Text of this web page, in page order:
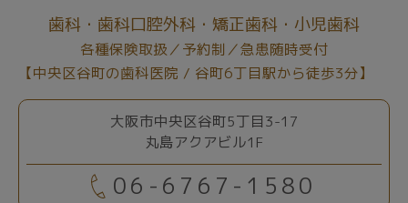
歯科 歯科口腔外科 矯正歯科 小児歯科
各種保険取扱 予約制
急患随時受付
【中央区谷町の歯科医院 / 谷町6丁目駅から徒歩3分】
大阪市中央区谷町5丁目3-17
丸島アクアビル1F
06-6767-1580